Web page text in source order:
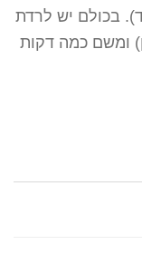
- אשדוד). בכולם יש לרדת
ומשם כמה דקות